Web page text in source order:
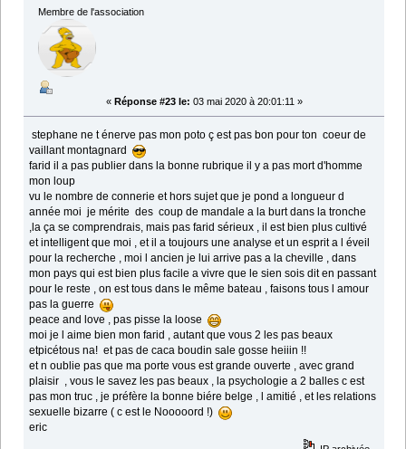
Membre de l'association
« Réponse #23 le: 03 mai 2020 à 20:01:11 »
stephane ne t énerve pas mon poto ç est pas bon pour ton coeur de
vaillant montagnard
farid il a pas publier dans la bonne rubrique il y a pas mort d'homme
mon loup
vu le nombre de connerie et hors sujet que je pond a longueur d
année moi je mérite des coup de mandale a la burt dans la tronche
,la ça se comprendrais, mais pas farid sérieux , il est bien plus cultivé
et intelligent que moi , et il a toujours une analyse et un esprit a l éveil
pour la recherche , moi l ancien je lui arrive pas a la cheville , dans
mon pays qui est bien plus facile a vivre que le sien sois dit en passant
pour le reste , on est tous dans le même bateau , faisons tous l amour
pas la guerre
peace and love , pas pisse la loose
moi je l aime bien mon farid , autant que vous 2 les pas beaux
etpicétous na! et pas de caca boudin sale gosse heiiin !!
et n oublie pas que ma porte vous est grande ouverte , avec grand
plaisir , vous le savez les pas beaux , la psychologie a 2 balles c est
pas mon truc , je préfère la bonne biére belge , l amitié , et les relations
sexuelle bizarre ( c est le Nooooord !)
eric